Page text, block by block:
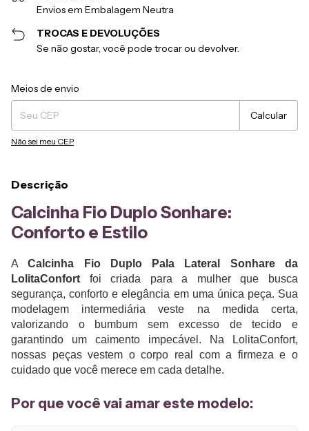
Envios em Embalagem Neutra
TROCAS E DEVOLUÇÕES
Se não gostar, você pode trocar ou devolver.
Entregas para o CEP:
Meios de envio
Calcular
Não sei meu CEP
Descrição
Calcinha Fio Duplo Sonhare:
Conforto e Estilo
ACalcinha Fio Duplo Pala Lateral Sonhare da
LolitaConfort foi criada para a mulher que busca
segurança, conforto e elegância em uma única peça. Sua
modelagem intermediária veste na medida certa,
valorizando o bumbum sem excesso de tecido e
garantindo um caimento impecável. Na LolitaConfort,
nossas peças vestem o corpo real com a firmeza e o
cuidado que você merece em cada detalhe.
Por que você vai amar este modelo: